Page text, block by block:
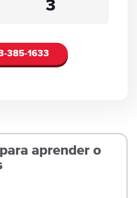
3
385-1633
aprender o